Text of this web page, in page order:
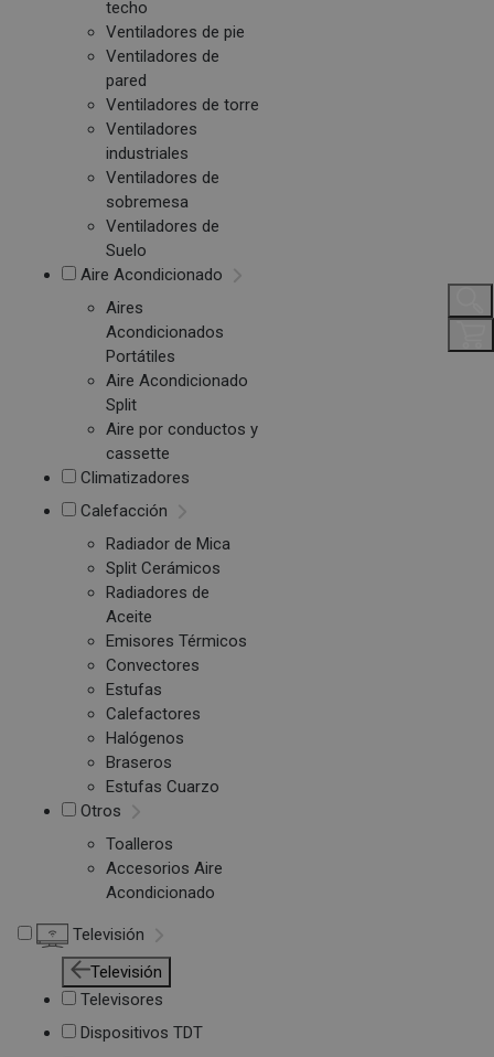
techo
Ventiladores de pie
Ventiladores de
pared
Ventiladores de torre
Ventiladores
industriales
Ventiladores de
sobremesa
Ventiladores de
Suelo
Aire Acondicionado
Aires
Acondicionados
Portátiles
Aire Acondicionado
Split
Aire por conductos y
cassette
Climatizadores
Calefacción
Radiador de Mica
Split Cerámicos
Radiadores de
Aceite
Emisores Térmicos
Convectores
Estufas
Calefactores
Halógenos
Braseros
Estufas Cuarzo
Otros
Toalleros
Accesorios Aire
Acondicionado
Televisión
Televisión
Televisores
Dispositivos TDT